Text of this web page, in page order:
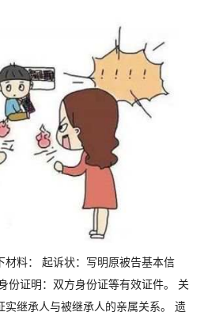
材料： 起诉状：写明原被告基本信
份证明：双方身份证等有效证件。 关
实继承人与被继承人的亲属关系。 遗